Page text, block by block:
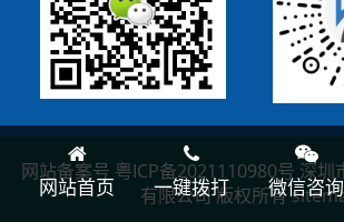
网站备案号 粤ICP备2021110980号 深圳
有限公司 版权所有
网站首页 一键拨打 微信咨询